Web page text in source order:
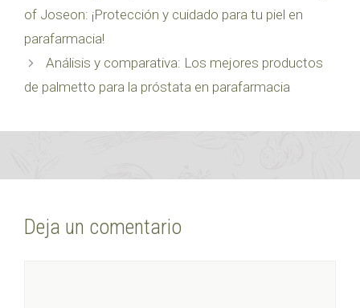
of Joseon: ¡Protección y cuidado para tu piel en
parafarmacia!
Análisis y comparativa: Los mejores productos
de palmetto para la próstata en parafarmacia
Deja un comentario